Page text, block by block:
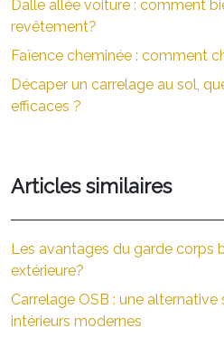
Dalle allée voiture : comment
revêtement?
Faïence cheminée : comment
Décaper un carrelage au sol,
efficaces ?
Articles similaires
Les avantages du garde corps
extérieure?
Carrelage OSB : une
intérieurs modernes